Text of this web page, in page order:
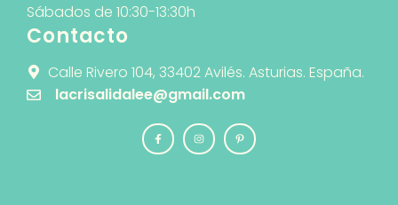
Sábados de 10:30-13:30h
Contacto
Calle Rivero 104, 33402 Avilés. Asturias. España.
lacrisalidalee@gmail.com